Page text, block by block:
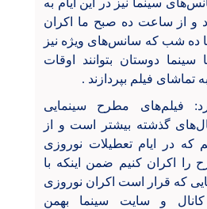
سینما نیز در این ایام به
و از ساعت ده صبح ما اکران
ده شب که سانس‌های ویژه نیز
سینما دوستان بتوانند اوقات
تماشای فیلم بپردازند .
فیلم‌های مطرح سینمایی
گذشته بیشتر است و از
که در ایام تعطیلات نوروزی
را اکران کنیم ضمن اینکه با
که قرار است اکران نوروزی
و سایت سینما بهمن